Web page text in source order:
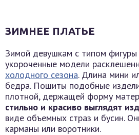
ЗИМНЕЕ ПЛАТЬЕ
Зимой девушкам с типом
укороченные модели
холодного сезона. Длина мини
бедра. Пошиты подобные
плотной, держащей форму
стильно и красиво выглядят
виде объемных страз и бусин.
карманы или воротники.